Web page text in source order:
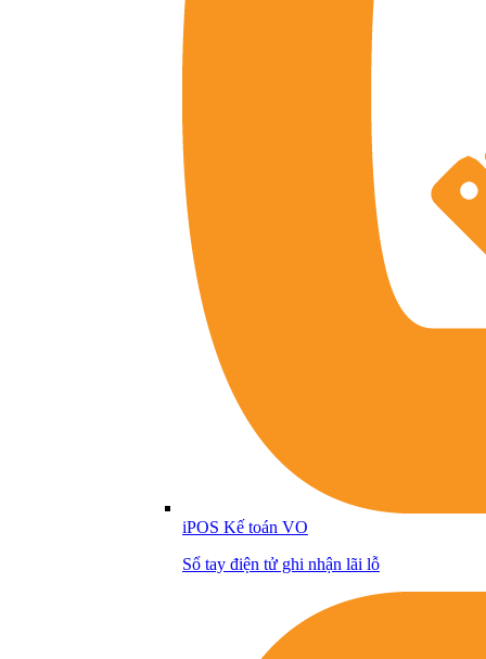
iPOS Kế toán VO
Sổ tay điện tử ghi nhận lãi lỗ